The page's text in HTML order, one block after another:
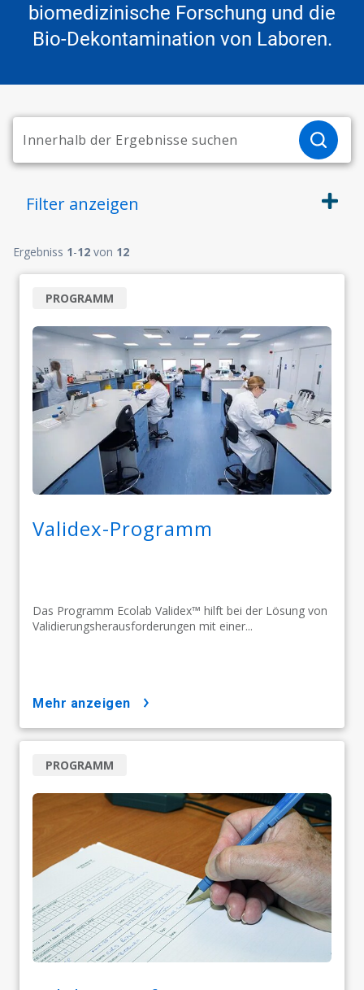
biomedizinische Forschung und die
Bio-Dekontamination von Laboren.
Filter anzeigen
Ergebniss 1-12 von 12
Validex-Programm
Das Programm Ecolab Validex™ hilft bei der Lösung von
Validierungsherausforderungen mit einer...
PROGRAMM
mehr anzeigen
PROGRAMM